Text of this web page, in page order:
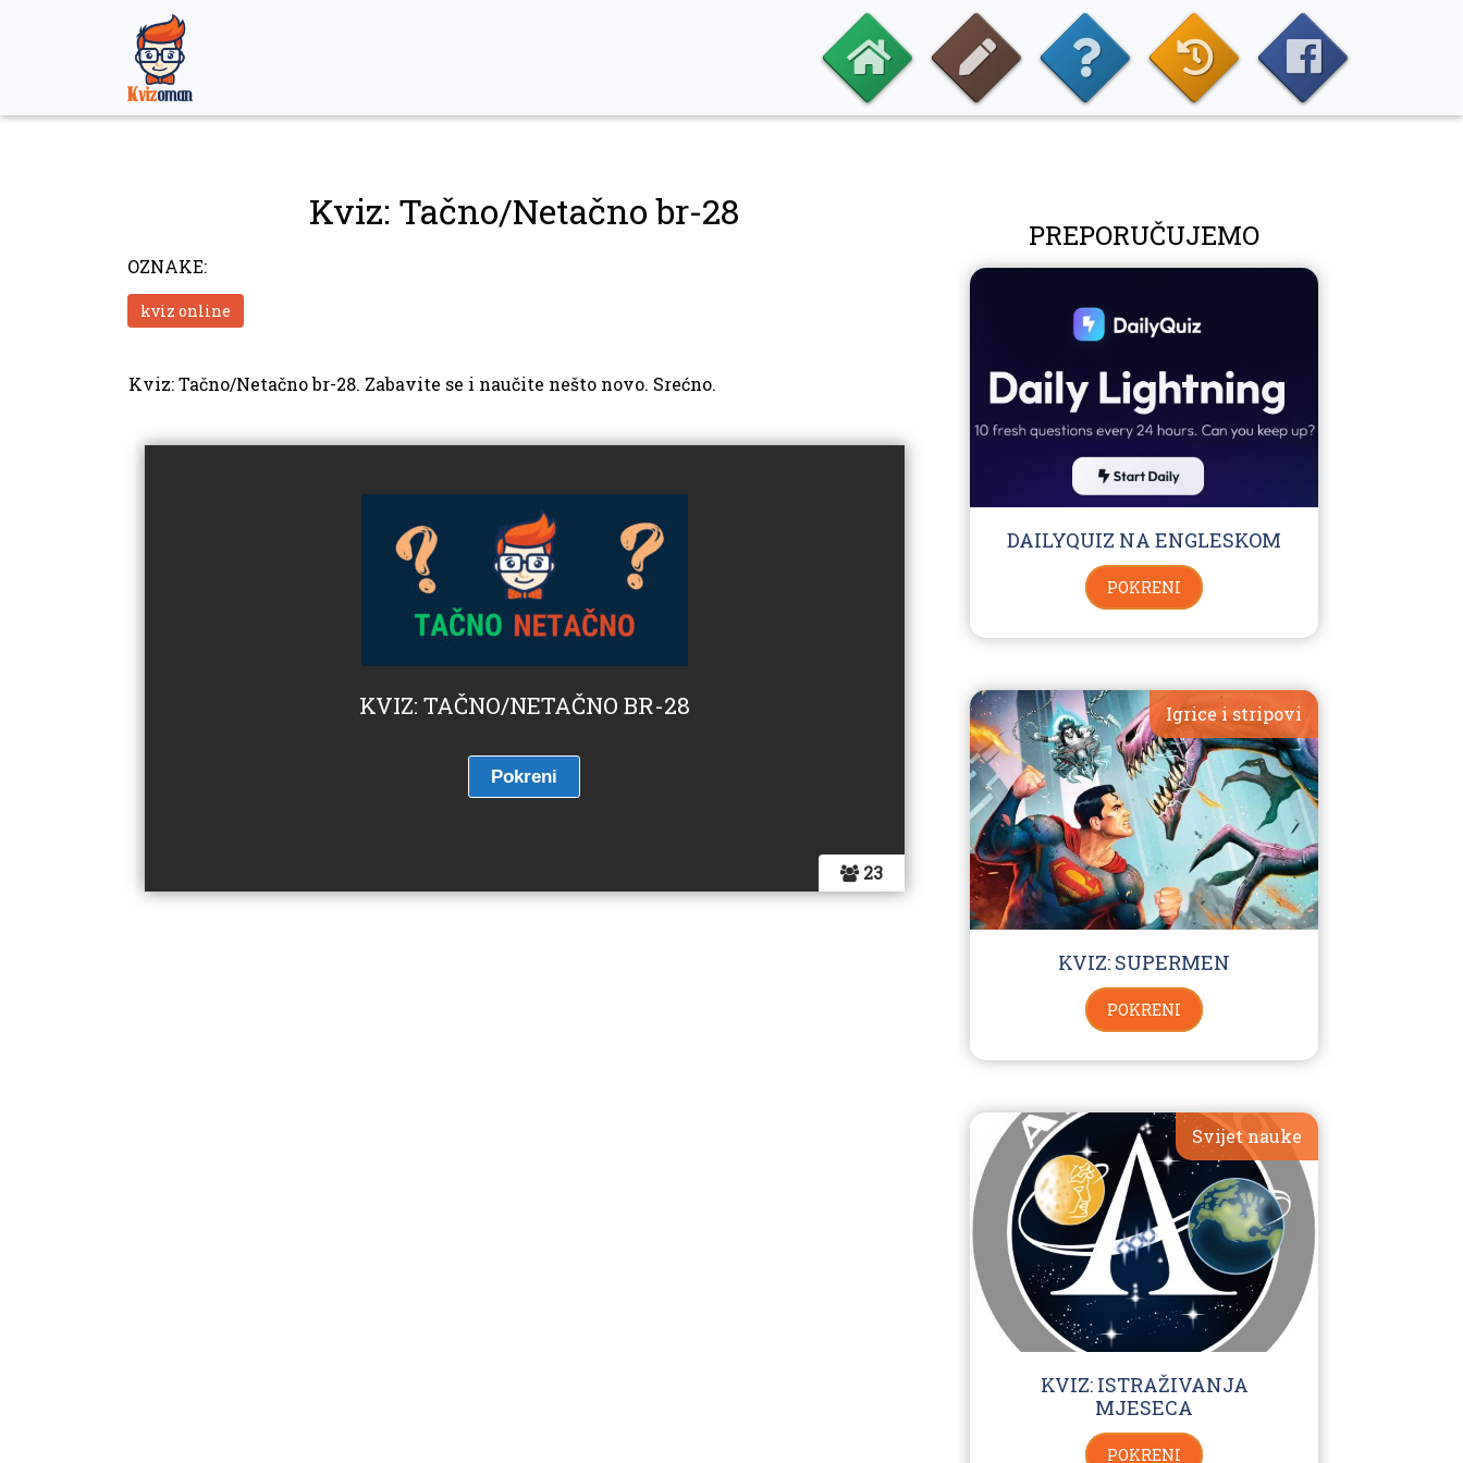
Kviz: Tačno/Netačno br-28
OZNAKE:
kviz online
Kviz: Tačno/Netačno br-28. Zabavite se i naučite nešto novo. Srećno.
23
KVIZ: TAČNO/NETAČNO BR-28
PREPORUČUJEMO
DAILYQUIZ NA ENGLESKOM
POKRENI
Igrice i stripovi
KVIZ: SUPERMEN
POKRENI
Svijet nauke
KVIZ: ISTRAŽIVANJA
MJESECA
POKRENI